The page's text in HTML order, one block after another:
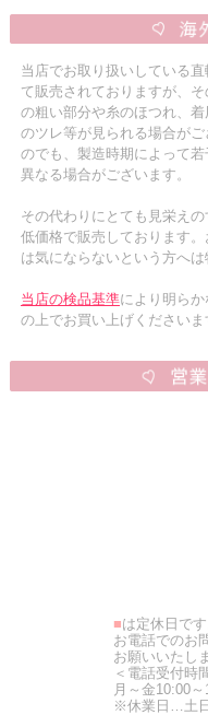
当店でお取り扱いしている
て販売されておりますが、
の粗い部分や糸のほつれ、
のツレ等が見られる場合が
のでも、製造時期によって
異なる場合がございます。
その代わりにとても見栄え
低価格で販売しております
は気にならないという方へは
当店の検品基準により明ら
の上でお買い上げくださいま
■は定休日です
お電話でのお
お願いいたし
＜電話受付時
月～金10:00
※休業日…土